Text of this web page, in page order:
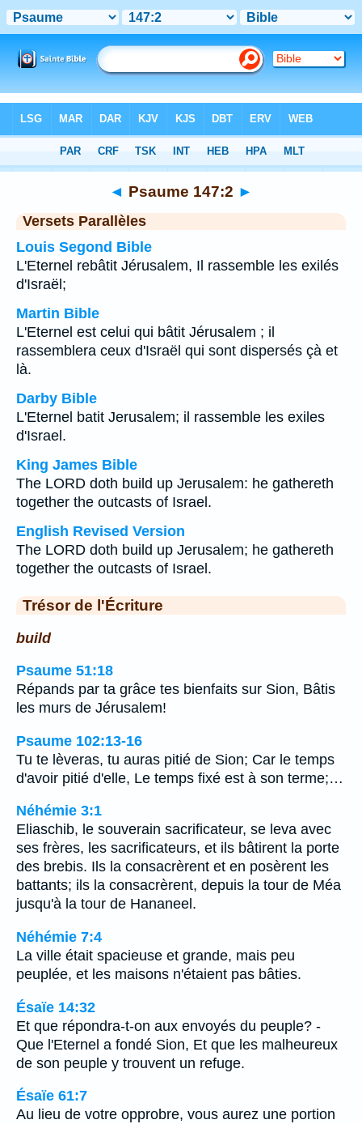
Chapitre 147 > Verset 2
◄ Psaume 147:2 ►
Versets Parallèles
Louis Segond Bible
L'Eternel rebâtit Jérusalem, Il rassemble les exilés
d'Israël;
Martin Bible
L'Eternel est celui qui bâtit Jérusalem ; il
rassemblera ceux d'Israël qui sont dispersés çà et
là.
Darby Bible
L'Eternel batit Jerusalem; il rassemble les exiles
d'Israel.
King James Bible
The LORD doth build up Jerusalem: he gathereth
together the outcasts of Israel.
English Revised Version
The LORD doth build up Jerusalem; he gathereth
together the outcasts of Israel.
Trésor de l'Écriture
build
Psaume 51:18
Répands par ta grâce tes bienfaits sur Sion, Bâtis
les murs de Jérusalem!
Psaume 102:13-16
Tu te lèveras, tu auras pitié de Sion; Car le temps
d'avoir pitié d'elle, Le temps fixé est à son terme;…
Néhémie 3:1
Eliaschib, le souverain sacrificateur, se leva avec
ses frères, les sacrificateurs, et ils bâtirent la porte
des brebis. Ils la consacrèrent et en posèrent les
battants; ils la consacrèrent, depuis la tour de Méa
jusqu'à la tour de Hananeel.
Néhémie 7:4
La ville était spacieuse et grande, mais peu
peuplée, et les maisons n'étaient pas bâties.
Ésaïe 14:32
Et que répondra-t-on aux envoyés du peuple? -
Que l'Eternel a fondé Sion, Et que les malheureux
de son peuple y trouvent un refuge.
Ésaïe 61:7
Au lieu de votre opprobre, vous aurez une portion